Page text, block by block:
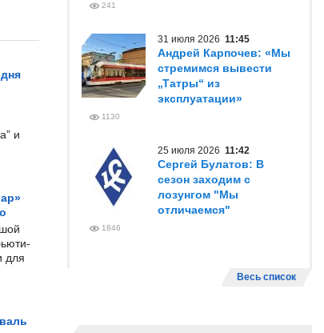
и
для
241
31 июля 2026 11:45
Андрей Карпочев: «Мы
стремимся вывести
„Татры“ из
эксплуатации»
1130
25 июля 2026 11:42
Сергей Булатов: В
сезон заходим с
лозунгом "Мы
отличаемся"
1846
Весь список